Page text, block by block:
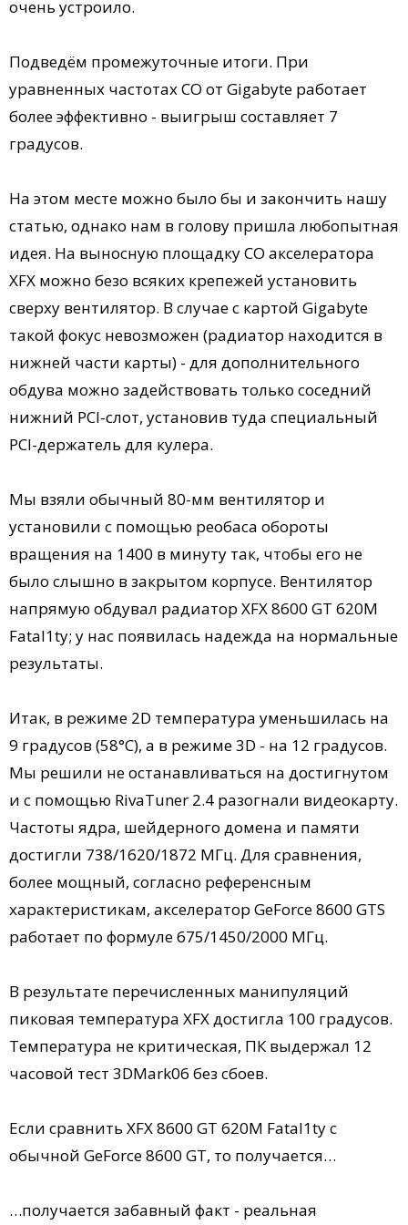
очень устроило.
Подведём промежуточные итоги. При
уравненных частотах СО от Gigabyte работает
более эффективно - выигрыш составляет 7
градусов.
На этом месте можно было бы и закончить нашу
статью, однако нам в голову пришла любопытная
идея. На выносную площадку СО акселератора
XFX можно безо всяких крепежей установить
сверху вентилятор. В случае с картой Gigabyte
такой фокус невозможен (радиатор находится в
нижней части карты) - для дополнительного
обдува можно задействовать только соседний
нижний PCI-слот, установив туда специальный
PCI-держатель для кулера.
Мы взяли обычный 80-мм вентилятор и
установили с помощью реобаса обороты
вращения на 1400 в минуту так, чтобы его не
было слышно в закрытом корпусе. Вентилятор
напрямую обдувал радиатор XFX 8600 GT 620M
Fatal1ty; у нас появилась надежда на нормальные
результаты.
Итак, в режиме 2D температура уменьшилась на
9 градусов (58°C), а в режиме 3D - на 12 градусов.
Мы решили не останавливаться на достигнутом
и с помощью RivaTuner 2.4 разогнали видеокарту.
Частоты ядра, шейдерного домена и памяти
достигли 738/1620/1872 МГц. Для сравнения,
более мощный, согласно референсным
характеристикам, акселератор GeForce 8600 GTS
работает по формуле 675/1450/2000 МГц.
В результате перечисленных манипуляций
пиковая температура XFX достигла 100 градусов.
Температура не критическая, ПК выдержал 12
часовой тест 3DMark06 без сбоев.
Если сравнить XFX 8600 GT 620M Fatal1ty с
обычной GeForce 8600 GT, то получается…
…получается забавный факт - реальная